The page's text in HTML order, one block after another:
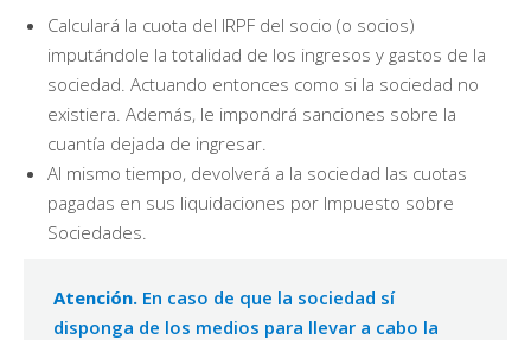
Calculará la cuota del IRPF del socio (o socios)
imputándole la totalidad de los ingresos y gastos de la
sociedad. Actuando entonces como si la sociedad no
existiera. Además, le impondrá sanciones sobre la
cuantía dejada de ingresar.
Al mismo tiempo, devolverá a la sociedad las cuotas
pagadas en sus liquidaciones por Impuesto sobre
Sociedades.
Atención. En caso de que la sociedad sí
disponga de los medios para llevar a cabo la